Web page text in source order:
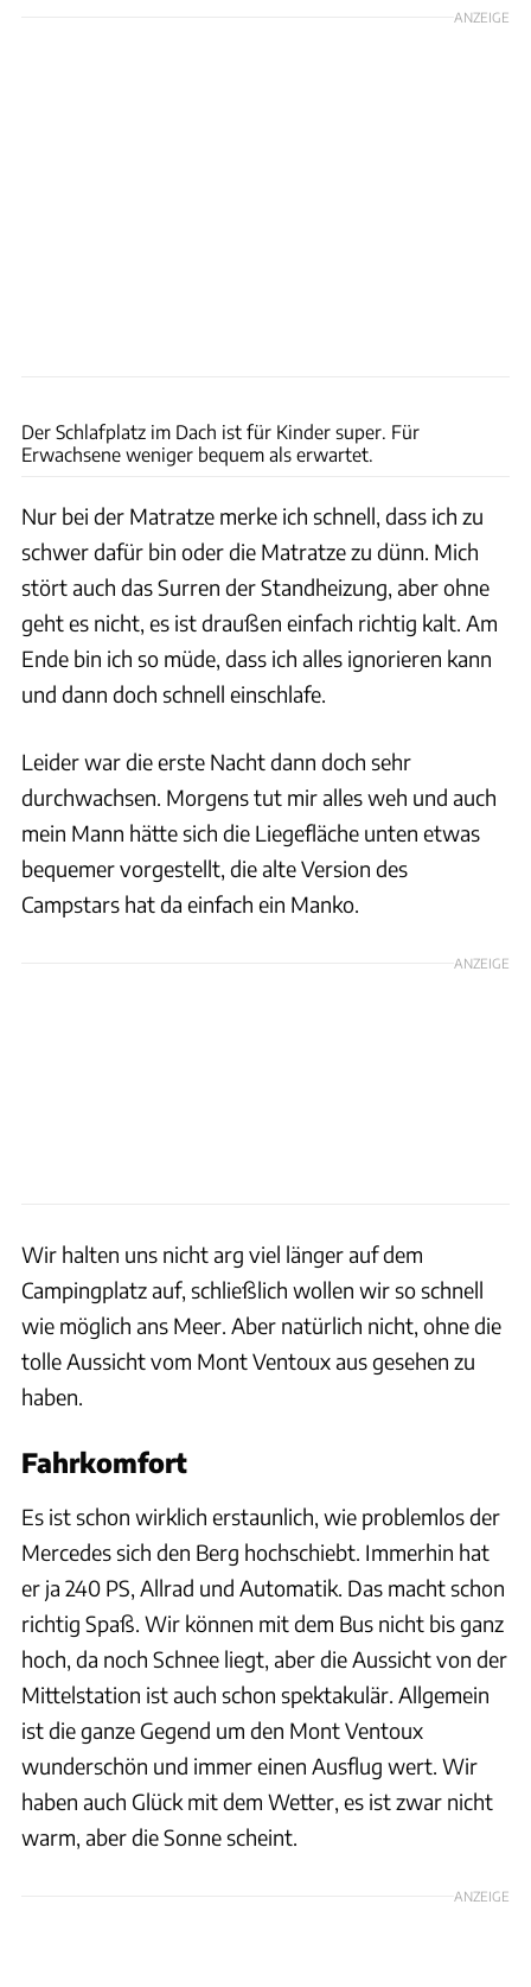
ANZEIGE
Der Schlafplatz im Dach ist für Kinder super. Für
Erwachsene weniger bequem als erwartet.
Nur bei der Matratze merke ich schnell, dass ich zu
schwer dafür bin oder die Matratze zu dünn. Mich
stört auch das Surren der Standheizung, aber ohne
geht es nicht, es ist draußen einfach richtig kalt. Am
Ende bin ich so müde, dass ich alles ignorieren kann
und dann doch schnell einschlafe.
Leider war die erste Nacht dann doch sehr
durchwachsen. Morgens tut mir alles weh und auch
mein Mann hätte sich die Liegefläche unten etwas
bequemer vorgestellt, die alte Version des
Campstars hat da einfach ein Manko.
ANZEIGE
Wir halten uns nicht arg viel länger auf dem
Campingplatz auf, schließlich wollen wir so schnell
wie möglich ans Meer. Aber natürlich nicht, ohne die
tolle Aussicht vom Mont Ventoux aus gesehen zu
haben.
Fahrkomfort
Es ist schon wirklich erstaunlich, wie problemlos der
Mercedes sich den Berg hochschiebt. Immerhin hat
er ja 240 PS, Allrad und Automatik. Das macht schon
richtig Spaß. Wir können mit dem Bus nicht bis ganz
hoch, da noch Schnee liegt, aber die Aussicht von der
Mittelstation ist auch schon spektakulär. Allgemein
ist die ganze Gegend um den Mont Ventoux
wunderschön und immer einen Ausflug wert. Wir
haben auch Glück mit dem Wetter, es ist zwar nicht
warm, aber die Sonne scheint.
ANZEIGE